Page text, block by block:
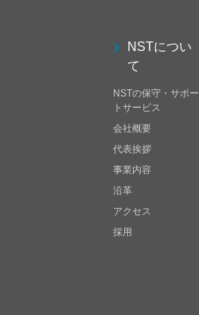
NSTについ
て
NSTの保守・サポー
トサービス
会社概要
代表挨拶
事業内容
沿革
アクセス
採用